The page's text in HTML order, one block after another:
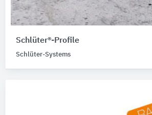
Schlüter®-Profile
Schlüter-Systems